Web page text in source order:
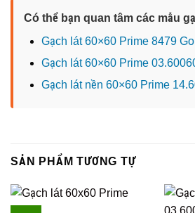
Có thể bạn quan tâm các mẫu
Gạch lát 60×60 Prime 8479
Gạch lát 60×60 Prime
Gạch lát nền 60×60 Prime
SẢN PHẨM TƯƠNG TỰ